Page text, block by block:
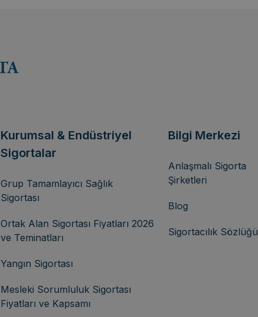
Kurumsal & Endüstriyel
Sigortalar
Grup Tamamlayıcı Sağlık
Sigortası
Ortak Alan Sigortası Fiyatları 2026
ve Teminatları
Yangın Sigortası
Mesleki Sorumluluk Sigortası
Fiyatları ve Kapsamı
Bilgi Merkezi
Anlaşmalı Sigorta
Şirketleri
Blog
Sigortacılık Sözlüğü